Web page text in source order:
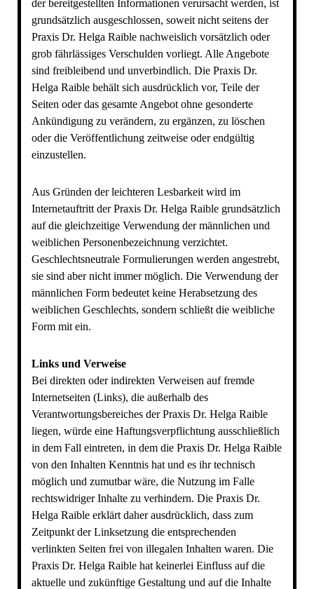
der bereitgestellten Informationen verursacht werden, ist
grundsätzlich ausgeschlossen, soweit nicht seitens der
Praxis Dr. Helga Raible nachweislich vorsätzlich oder
grob fährlässiges Verschulden vorliegt. Alle Angebote
sind freibleibend und unverbindlich. Die Praxis Dr.
Helga Raible behält sich ausdrücklich vor, Teile der
Seiten oder das gesamte Angebot ohne gesonderte
Ankündigung zu verändern, zu ergänzen, zu löschen
oder die Veröffentlichung zeitweise oder endgültig
einzustellen.
Aus Gründen der leichteren Lesbarkeit wird im
Internetauftritt der Praxis Dr. Helga Raible grundsätzlich
auf die gleichzeitige Verwendung der männlichen und
weiblichen Personenbezeichnung verzichtet.
Geschlechtsneutrale Formulierungen werden angestrebt,
sie sind aber nicht immer möglich. Die Verwendung der
männlichen Form bedeutet keine Herabsetzung des
weiblichen Geschlechts, sondern schließt die weibliche
Form mit ein.
Links und Verweise
Bei direkten oder indirekten Verweisen auf fremde
Internetseiten (Links), die außerhalb des
Verantwortungsbereiches der Praxis Dr. Helga Raible
liegen, würde eine Haftungsverpflichtung ausschließlich
in dem Fall eintreten, in dem die Praxis Dr. Helga Raible
von den Inhalten Kenntnis hat und es ihr technisch
möglich und zumutbar wäre, die Nutzung im Falle
rechtswidriger Inhalte zu verhindern. Die Praxis Dr.
Helga Raible erklärt daher ausdrücklich, dass zum
Zeitpunkt der Linksetzung die entsprechenden
verlinkten Seiten frei von illegalen Inhalten waren. Die
Praxis Dr. Helga Raible hat keinerlei Einfluss auf die
aktuelle und zukünftige Gestaltung und auf die Inhalte